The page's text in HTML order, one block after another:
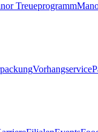
Treueprogramm
Vorhangservice